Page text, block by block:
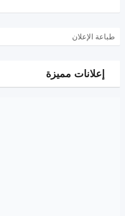
طباعة الإعلان
إعلانات مميزة